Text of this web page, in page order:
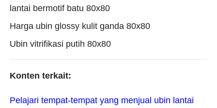
lantai bermotif batu 80x80
Harga ubin glossy kulit ganda 80x80
Ubin vitrifikasi putih 80x80
Konten terkait:
Pelajari tempat-tempat yang menjual ubin lantai